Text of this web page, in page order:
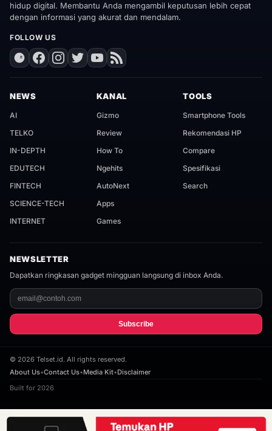
hidup digital. Membantu Anda mengambil keputusan lebih cepat
dengan informasi yang akurat dan mendalam.
FOLLOW US
NEWS
AI
TELKO
IN-DEPTH
EDUTECH
FINTECH
SCIENCE-TECH
INTERNET
KANAL
Gizmo
Review
How To
Ngehits
AutoNext
Apps
Games
TOOLS
Smartphone Tools
Rekomendasi HP
Compare
Spesifikasi
Search
NEWSLETTER
Dapatkan ringkasan gadget mingguan langsung di inbox Anda.
Subscribe
© 2026 Telset.id. All rights reserved.
About Us•Contact Us•Media Kit•Disclaimer
Built for 2026